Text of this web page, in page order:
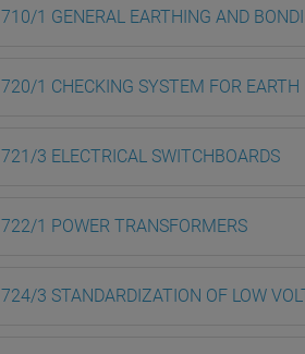
710/1 GENERAL EARTHING AND
720/1 CHECKING SYSTEM FOR EARTH
721/3 ELECTRICAL SWITCHBOARDS
722/1 POWER TRANSFORMERS
724/3 STANDARDIZATION OF LOW